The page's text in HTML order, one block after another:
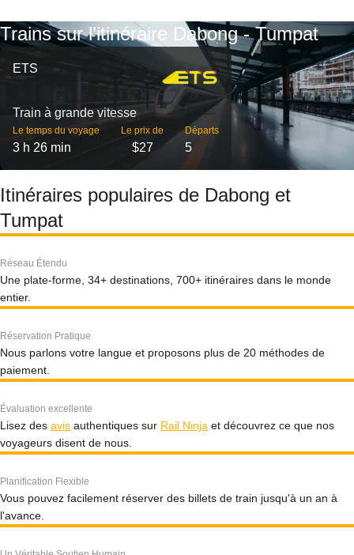
Trains sur l’itinéraire Dabong - Tumpat
ETS
Train à grande vitesse
Le temps du voyage
3 h 26 min
Le prix de
$27
Départs
5
Itinéraires populaires de Dabong et
Tumpat
Réseau Étendu
Une plate-forme, 34+ destinations, 700+ itinéraires dans le monde
entier.
Réservation Pratique
Nous parlons votre langue et proposons plus de 20 méthodes de
paiement.
Évaluation excellente
Lisez des avis authentiques sur Rail Ninja et découvrez ce que nos
voyageurs disent de nous.
Planification Flexible
Vous pouvez facilement réserver des billets de train jusqu'à un an à
l'avance.